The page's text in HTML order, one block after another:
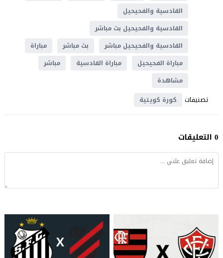
القادسية والفحيحيل
القادسية والفحيحيل بث مباشر
القادسية والفحيحيل مباشر
بث مباشر
مباراة
مباراة الفحيحيل
مباراة القادسية
مباشر
مشاهدة
تصنيفات كورة كويتية
0 التعليقات